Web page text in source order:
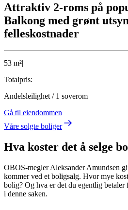
Attraktiv 2-roms på
Balkong med grønt
felleskostnader
53 m²|
Totalpris:
Andelsleilighet / 1 soverom
Gå til eiendommen
Våre solgte boliger
Hva koster det å selge
OBOS-megler Aleksander Amundsen
kommer ved et boligsalg. Hvor mye
bolig? Og hva er det du egentlig betaler
i denne saken.